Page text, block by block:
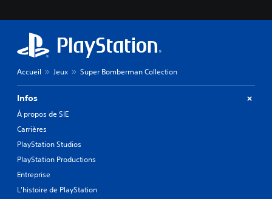
Accueil Jeux Super Bomberman Collection
Infos
À propos de SIE
Carrières
PlayStation Studios
PlayStation Productions
Entreprise
L'histoire de PlayStation